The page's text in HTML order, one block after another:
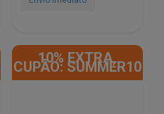
10% EXTRA,
CUPÃO: SUMMER10